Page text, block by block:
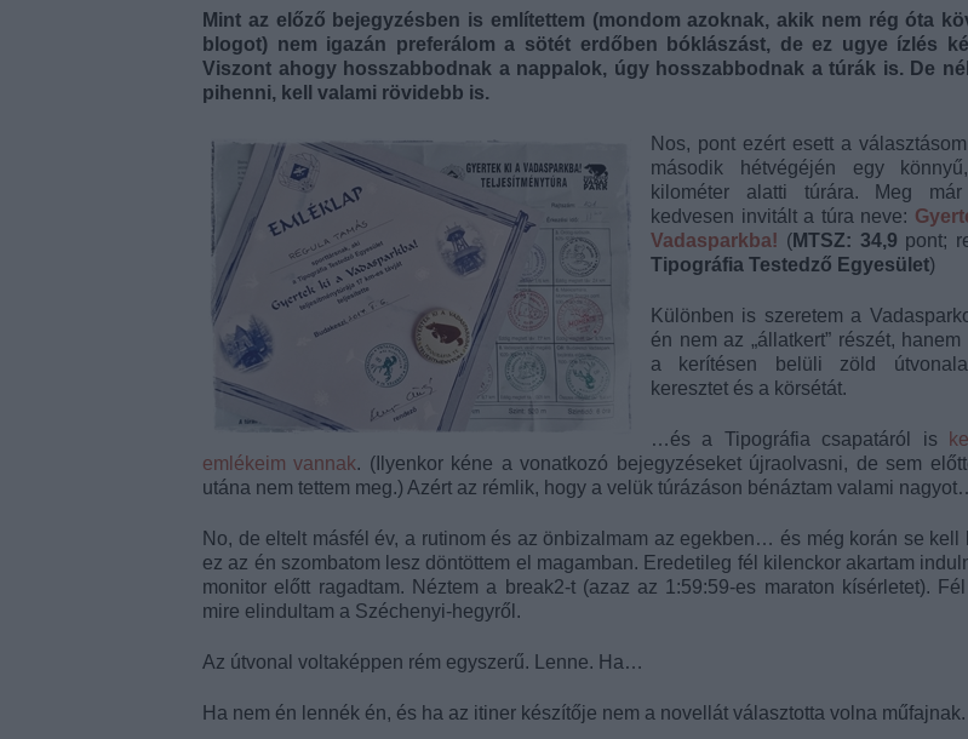
Mint az előző bejegyzésben is említettem (mondom azoknak, akik nem rég óta
blogot) nem igazán preferálom a sötét erdőben bóklászást, de ez ugye ízlés
Viszont ahogy hosszabbodnak a nappalok, úgy hosszabbodnak a túrák is. De
pihenni, kell valami rövidebb is.
Nos, pont ezért esett a
második hétvégéjén egy
kilométer alatti túrára. Meg
kedvesen invitált a túra neve:
Vadasparkba! (MTSZ: 34,9 pont;
Tipográfia Testedző Egyesület)
Különben is szeretem a
én nem az „állatkert” részét, hanem
a kerítésen belüli zöld
keresztet és a körsétát.
…és a Tipográfia csapatáról is
emlékeim vannak. (Ilyenkor kéne a vonatkozó bejegyzéseket újraolvasni, de sem
utána nem tettem meg.) Azért az rémlik, hogy a velük túrázáson bénáztam valami
No, de eltelt másfél év, a rutinom és az önbizalmam az egekben… és még korán se
ez az én szombatom lesz döntöttem el magamban. Eredetileg fél kilenckor akartam
monitor előtt ragadtam. Néztem a break2-t (azaz az 1:59:59-es maraton kísérletet).
mire elindultam a Széchenyi-hegyről.
Az útvonal voltaképpen rém egyszerű. Lenne. Ha…
Ha nem én lennék én, és ha az itiner készítője nem a novellát választotta volna műfajnak.